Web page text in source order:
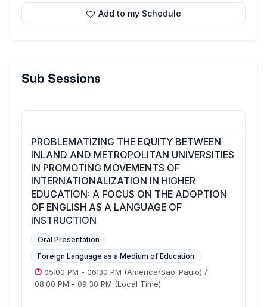
Add to my Schedule
Sub Sessions
PROBLEMATIZING THE EQUITY BETWEEN
INLAND AND METROPOLITAN UNIVERSITIES
IN PROMOTING MOVEMENTS OF
INTERNATIONALIZATION IN HIGHER
EDUCATION: A FOCUS ON THE ADOPTION
OF ENGLISH AS A LANGUAGE OF
INSTRUCTION
Oral Presentation
Foreign Language as a Medium of Education
05:00 PM - 06:30 PM (America/Sao_Paulo) /
08:00 PM - 09:30 PM (Local Time)